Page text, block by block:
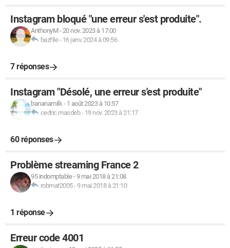
Instagram bloqué "une erreur s'est produite".
AnthonyM-20 nov. 2023 à 17:00
bazfile- 16 janv. 2024 à 09:56
7 réponses
Instagram "Désolé, une erreur s'est produite"
bananamilk- 1 août 2023 à 10:57
cedric.masdeb- 19 nov. 2023 à 21:17
60 réponses
Problème streaming France 2
95 indomptable-9 mai 2018 à 21:08
robmat2005-9 mai 2018 à 21:10
1 réponse
Erreur code 4001